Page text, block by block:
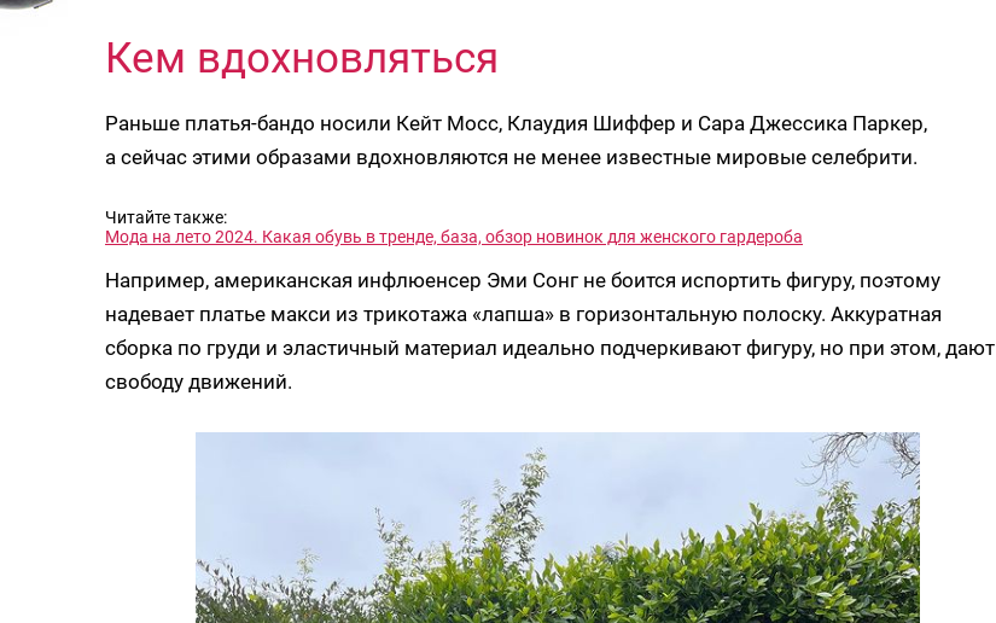
Кем вдохновляться
Раньше платья-бандо носили Кейт Мосс, Клаудия Шиффер и Сара Джессика Паркер,
а сейчас этими образами вдохновляются не менее известные мировые селебрити.
Читайте также:
Мода на лето 2024. Какая обувь в тренде, база, обзор новинок для женского гардероба
Например, американская инфлюенсер Эми Сонг не боится испортить фигуру, поэтому
надевает платье макси из трикотажа «лапша» в горизонтальную полоску. Аккуратная
сборка по груди и эластичный материал идеально подчеркивают фигуру, но при этом, дают
свободу движений.